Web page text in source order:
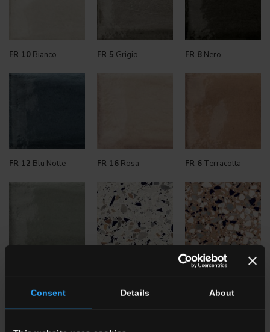
Consent Details About
FR 10 Bianco FR 5 Grigio FR 8Nero
FR 12 Blu Notte FR 16Rosa FR 6Terracotta